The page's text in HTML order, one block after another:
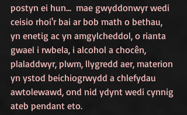
postyn ei hun... mae gwyddonwyr wedi
ceisio rhoi'r bai ar bob math o bethau,
yn enetig ac yn amgylcheddol, o rianta
gwael i rwbela, i alcohol a chocên,
plaladdwyr, plwm, llygredd aer, materion
yn ystod beichiogrwydd a chlefydau
awtolewawd, ond nid ydynt wedi cynnig
ateb pendant eto.